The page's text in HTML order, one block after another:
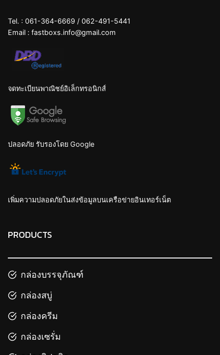
Tel. : 061-364-6669 / 062-491-5441
Email : fastboxs.info@gmail.com
จดทะเบียนพาณิชย์อิเล็กทรอนิกส์
ปลอดภัย รับรองโดย Google
เพิ่มความปลอดภัยในส่งข้อมูลบนเครือข่ายอินเทอร์เน็ต
PRODUCTS
กล่องบรรจุภัณฑ์
กล่องสบู่
กล่องครีม
กล่องเซรั่ม